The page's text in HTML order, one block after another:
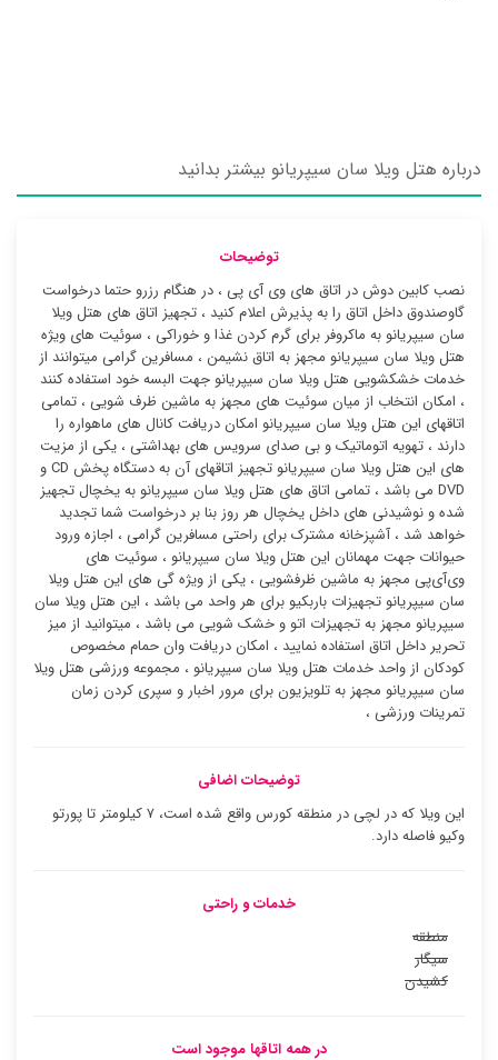
درباره هتل ویلا سان سیپریانو بیشتر بدانید
توضیحات
نصب کابین دوش در اتاق های وی آی پی ، در هنگام رزرو حتما درخواست
گاوصندوق داخل اتاق را به پذیرش اعلام کنید ، تجهیز اتاق های هتل ویلا
سان سیپریانو به ماکروفر برای گرم کردن غذا و خوراکی ، سوئیت ‌های ویژه
هتل ویلا سان سیپریانو مجهز به اتاق نشیمن ، مسافرین گرامی میتوانند از
خدمات خشکشویی هتل ویلا سان سیپریانو جهت البسه خود استفاده کنند
، امکان انتخاب از میان سوئیت ‌های مجهز به ماشین ظرف شویی ، تمامی
اتاقهای این هتل ویلا سان سیپریانو امکان دریافت کانال های ماهواره را
دارند ، تهویه اتوماتیک و بی صدای سرویس های بهداشتی ، یکی از مزیت
های این هتل ویلا سان سیپریانو تجهیز اتاقهای آن به دستگاه پخش CD و
DVD می باشد ، تمامی اتاق های هتل ویلا سان سیپریانو به یخچال تجهیز
شده و نوشیدنی های داخل یخچال هر روز بنا بر درخواست شما تجدید
خواهد شد ، آشپزخانه مشترک برای راحتی مسافرین گرامی ، اجازه ورود
حیوانات جهت مهمانان این هتل ویلا سان سیپریانو ، سوئیت ‌های
وی‌آی‌پی مجهز به ماشین ظرفشویی ، یکی از ویژه گی های این هتل ویلا
سان سیپریانو تجهیزات باربکیو برای هر واحد می باشد ، این هتل ویلا سان
سیپریانو مجهز به تجهیزات اتو و خشک شویی می باشد ، میتوانید از میز
تحریر داخل اتاق استفاده نمایید ، امکان دریافت وان حمام مخصوص
کودکان از واحد خدمات هتل ویلا سان سیپریانو ، مجموعه ورزشی هتل ویلا
سان سیپریانو مجهز به تلویزیون برای مرور اخبار و سپری کردن زمان
تمرینات ورزشی ،
توضیحات اضافی
این ویلا که در لچی در منطقه کورس واقع شده است، ۷ کیلومتر تا پورتو
وکیو فاصله دارد.
خدمات و راحتی
منطقه
سیگار
کشیدن
در همه اتاقها موجود است